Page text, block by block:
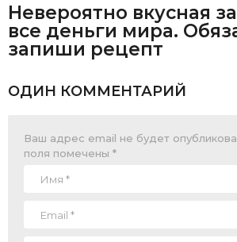
Невероятно вкусная
все деньги мира.
запиши рецепт
ОДИН КОММЕНТАРИЙ
Ваш адрес email не будет
поля помечены *